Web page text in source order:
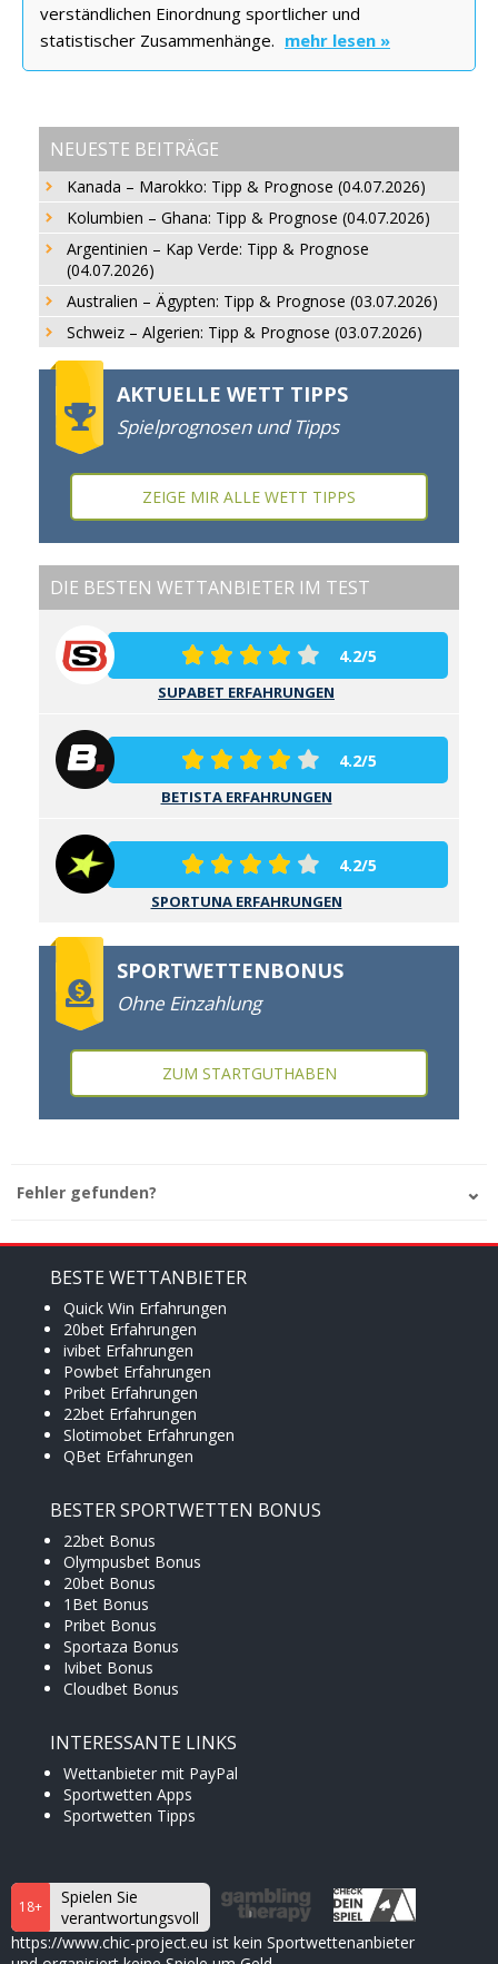
verständlichen Einordnung sportlicher und
statistischer Zusammenhänge. mehr lesen »
NEUESTE BEITRÄGE
Kanada – Marokko: Tipp & Prognose (04.07.2026)
Kolumbien – Ghana: Tipp & Prognose (04.07.2026)
Argentinien – Kap Verde: Tipp & Prognose
(04.07.2026)
Australien – Ägypten: Tipp & Prognose (03.07.2026)
Schweiz – Algerien: Tipp & Prognose (03.07.2026)
AKTUELLE WETT TIPPS
Spielprognosen und Tipps
ZEIGE MIR ALLE WETT TIPPS
DIE BESTEN WETTANBIETER IM TEST
4.2/5
SUPABET ERFAHRUNGEN
4.2/5
BETISTA ERFAHRUNGEN
4.2/5
SPORTUNA ERFAHRUNGEN
SPORTWETTENBONUS
Ohne Einzahlung
ZUM STARTGUTHABEN
Fehler gefunden?
BESTE WETTANBIETER
Quick Win Erfahrungen
20bet Erfahrungen
ivibet Erfahrungen
Powbet Erfahrungen
Pribet Erfahrungen
22bet Erfahrungen
Slotimobet Erfahrungen
QBet Erfahrungen
BESTER SPORTWETTEN BONUS
22bet Bonus
Olympusbet Bonus
20bet Bonus
1Bet Bonus
Pribet Bonus
Sportaza Bonus
Ivibet Bonus
Cloudbet Bonus
INTERESSANTE LINKS
Wettanbieter mit PayPal
Sportwetten Apps
Sportwetten Tipps
18+
Spielen Sie
verantwortungsvoll
https://www.chic-project.eu ist kein Sportwettenanbieter